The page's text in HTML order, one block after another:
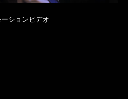
ションビデオ